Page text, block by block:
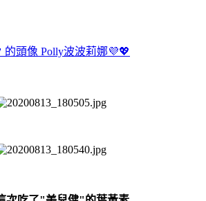
Polly波波莉娜💜💖